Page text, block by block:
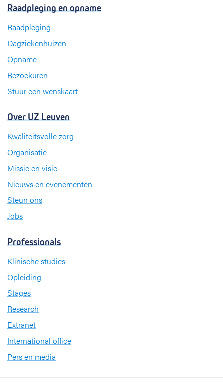
e
t
Raadpleging en opname
Raadpleging
Dagziekenhuizen
Opname
Bezoekuren
Stuur een wenskaart
Over UZ Leuven
Kwaliteitsvolle zorg
Organisatie
Missie en visie
Nieuws en evenementen
Steun ons
Jobs
Professionals
Klinische studies
Opleiding
Stages
Research
Extranet
International office
Pers en media